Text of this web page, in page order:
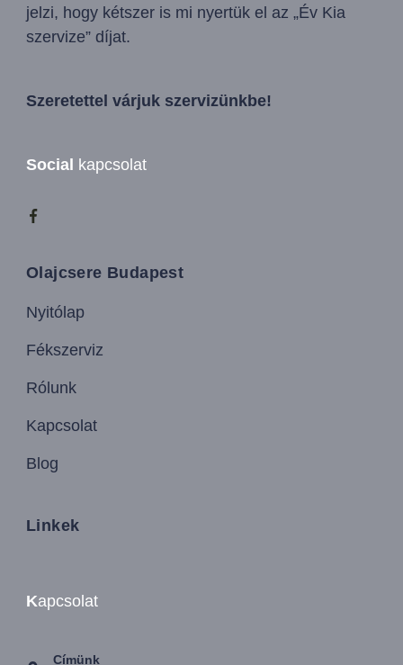
jelzi, hogy kétszer is mi nyertük el az „Év Kia
szervize” díjat.
Szeretettel várjuk szervizünkbe!
Social kapcsolat
Olajcsere Budapest
Nyitólap
Fékszerviz
Rólunk
Kapcsolat
Blog
Linkek
Kapcsolat
Címünk